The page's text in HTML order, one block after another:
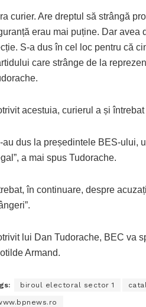
curier. Are dreptul să strângă
erau mai puține. Dar avea
S-a dus în cel loc pentru că
care strânge de la
acestuia, curierul a și
au dus la președintele BES-ului,
a mai spus Tudorache.
în continuare, despre
lui Dan Tudorache, BEC va
Armand.
biroul electoral sector 1